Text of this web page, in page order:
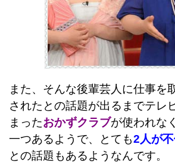
また、そんな後輩芸人に仕事を
されたとの話題が出るまでテレ
まったおかずクラブが使われな
一つあるようで、とても2人が
との話題もあるようなんです。